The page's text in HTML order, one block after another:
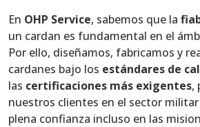
En OHP Service, sabemos que la
un cardan es fundamental en el
Por ello, diseñamos, fabricamos y
cardanes bajo los estándares de
las certificaciones más exigentes,
nuestros clientes en el sector
plena confianza incluso en las